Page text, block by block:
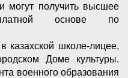
могут получить высшее
основе по
казахской школе-лицее,
Доме культуры.
военного образования